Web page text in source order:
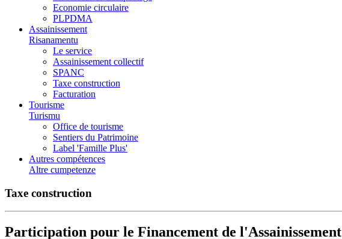
Economie circulaire
PLPDMA
Assainissement
Risanamentu
Le service
Assainissement collectif
SPANC
Taxe construction
Facturation
Tourisme
Turismu
Office de tourisme
Sentiers du Patrimoine
Label 'Famille Plus'
Autres compétences
Altre cumpetenze
Taxe construction
Participation pour le Financement de